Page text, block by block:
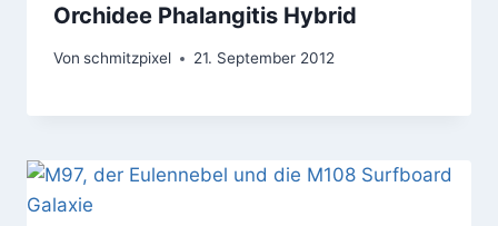
Orchidee Phalangitis Hybrid
Von schmitzpixel 21. September 2012